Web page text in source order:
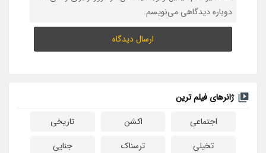
دوباره دیدگاهی می‌نویسم.
ژانرهای فیلم ترین
اجتماعی
اکشن
تاریخی
تخیلی
ترسناک
جنایی